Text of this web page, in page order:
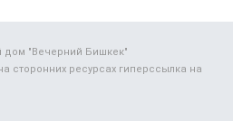
дом "Вечерний Бишкек"
сторонних ресурсах гиперссылка на